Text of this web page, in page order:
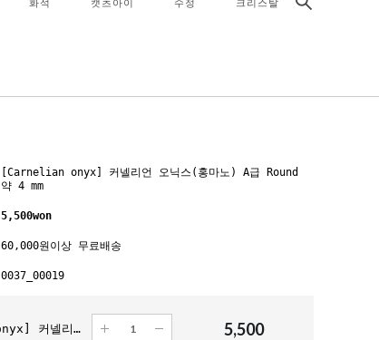
화석 캣츠아이 수정 크리스탈
[Carnelian onyx] 커넬리언 오닉스(홍마노) A급 Round
약 4 mm
5,500won
60,000원이상 무료배송
0037_00019
[Carnelian onyx] 커넬리언 오닉스(홍마노) A급 Round 약 4 mm 5,500